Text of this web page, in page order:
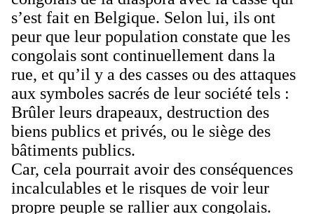
s’est fait en Belgique. Selon lui, ils ont
peur que leur population constate que les
congolais sont continuellement dans la
rue, et qu’il y a des casses ou des attaques
aux symboles sacrés de leur société tels :
Brûler leurs drapeaux, destruction des
biens publics et privés, ou le siège des
bâtiments publics.
Car, cela pourrait avoir des conséquences
incalculables et le risques de voir leur
propre peuple se rallier aux congolais.